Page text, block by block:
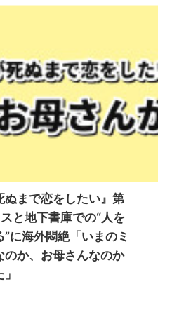
ぬまで恋をしたい』第
と地下書庫での“人を
に海外悶絶「いまのミ
のか、お母さんなのか